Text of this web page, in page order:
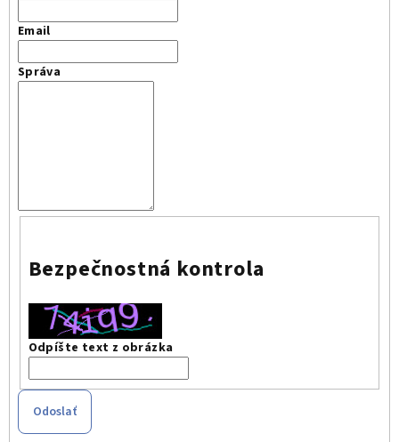
Email
Správa
Bezpečnostná kontrola
Odpíšte text z obrázka
Odoslať